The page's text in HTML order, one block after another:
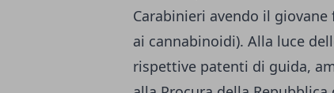
Carabinieri avendo il
ai cannabinoidi). Alla luce
rispettive patenti di guida,